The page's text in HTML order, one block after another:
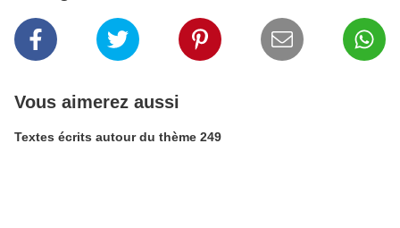
Vous aimerez aussi
Textes écrits autour du thème 249